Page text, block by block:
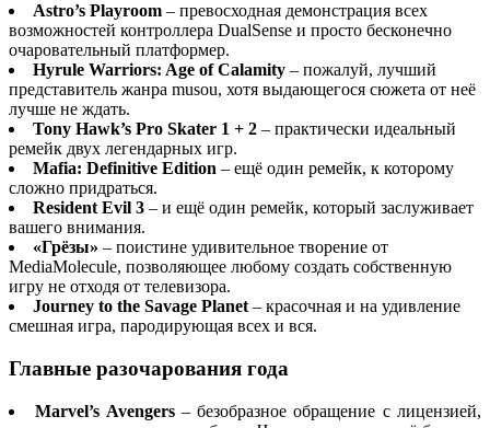
Astro’s Playroom – превосходная демонстрация всех
возможностей контроллера DualSense и просто бесконечно
очаровательный платформер.
Hyrule Warriors: Age of Calamity – пожалуй, лучший
представитель жанра musou, хотя выдающегося сюжета от неё
лучше не ждать.
Tony Hawk’s Pro Skater 1 + 2 – практически идеальный
ремейк двух легендарных игр.
Mafia: Definitive Edition – ещё один ремейк, к которому
сложно придраться.
Resident Evil 3 – и ещё один ремейк, который заслуживает
вашего внимания.
«Грёзы» – поистине удивительное творение от
MediaMolecule, позволяющее любому создать собственную
игру не отходя от телевизора.
Journey to the Savage Planet– красочная и на удивление
смешная игра, пародирующая всех и вся.
Главные разочарования года
Marvel’s Avengers – безобразное обращение с лицензией,